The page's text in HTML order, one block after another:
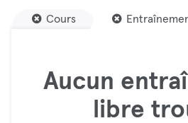
Cours
Aucun
libre